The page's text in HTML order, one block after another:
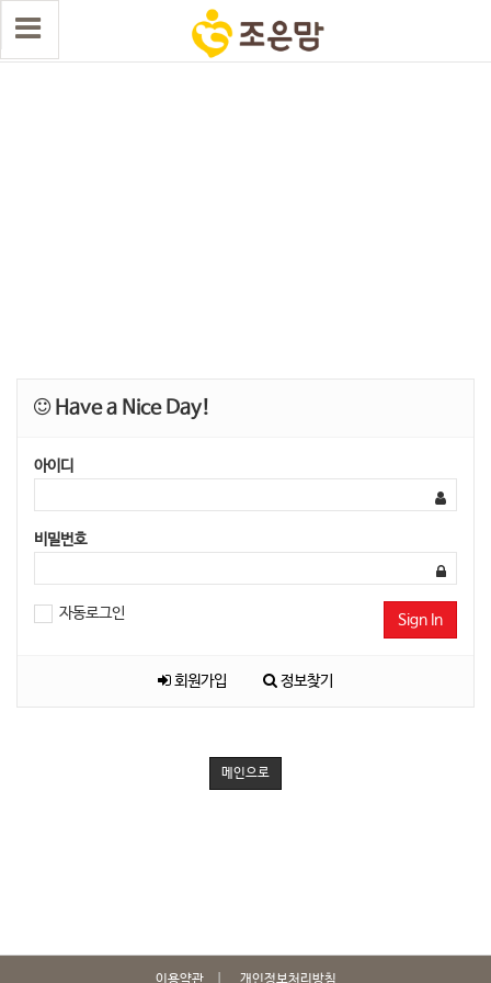
Have a Nice Day!
아이디
비밀번호
자동로그인 Sign In
회원가입 정보찾기
메인으로
이용약관 개인정보처리방침